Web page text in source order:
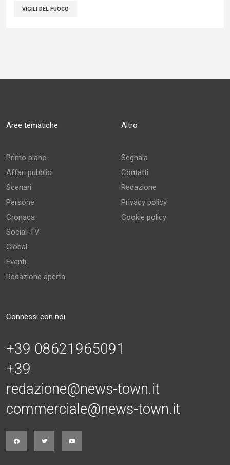
VIGILI DEL FUOCO
Aree tematiche
Primo piano
Affari pubblici
Scenari
Persone
Cronaca
Social-TV
Global
Eventi
Redazione aperta
Altro
Segnala
Contatti
Redazione
Privacy policy
Cookie policy
Connessi con noi
+39 08621965091
+39
redazione@news-town.it
commerciale@news-town.it